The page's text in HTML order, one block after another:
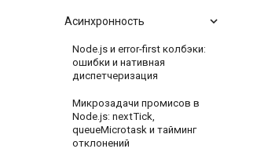
Асинхронность
Node.js и error-first колбэки:
ошибки и нативная
диспетчеризация
Микрозадачи промисов в
Node.js: nextTick,
queueMicrotask и тайминг
отклонений